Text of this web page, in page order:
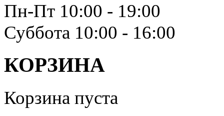
Пн-Пт 10:00 - 19:00
Суббота 10:00 - 16:00
КОРЗИНА
Корзина пуста